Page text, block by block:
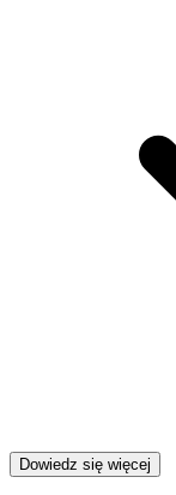
Dowiedz się więcej